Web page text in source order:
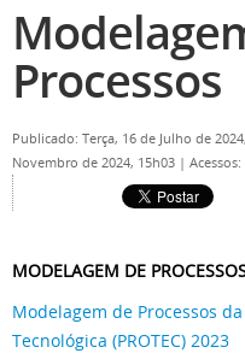
Processos
Publicado: Terça, 16 de Julho de
Novembro de 2024, 15h03 | Acessos:
MODELAGEM DE
Modelagem de Processos
Tecnológica (PROTEC) 2023